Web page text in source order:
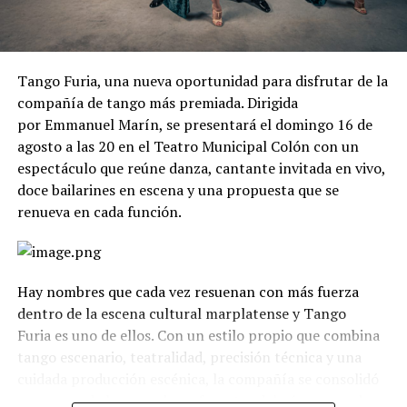
Tango Furia, una nueva oportunidad para disfrutar de la
compañía de tango más premiada. Dirigida
por Emmanuel Marín, se presentará el domingo 16 de
agosto a las 20 en el Teatro Municipal Colón con un
espectáculo que reúne danza, cantante invitada en vivo,
doce bailarines en escena y una propuesta que se
renueva en cada función.
Hay nombres que cada vez resuenan con más fuerza
dentro de la escena cultural marplatense y Tango
Furia es uno de ellos. Con un estilo propio que combina
tango escenario, teatralidad, precisión técnica y una
como uno de los grandes referentes del género en el